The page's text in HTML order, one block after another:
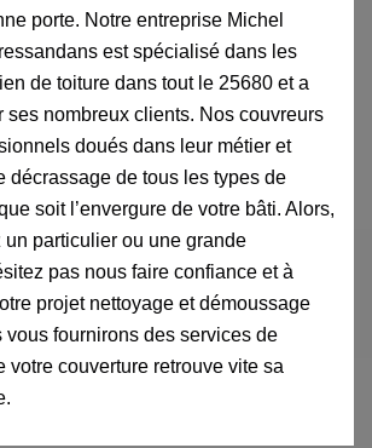
porte. Notre entreprise Michel
est spécialisé dans les
de toiture dans tout le 25680 et a
ses nombreux clients. Nos couvreurs
doués dans leur métier et
décrassage de tous les types de
soit l’envergure de votre bâti. Alors,
un particulier ou une grande
pas nous faire confiance et à
projet nettoyage et démoussage
vous fournirons des services de
votre couverture retrouve vite sa